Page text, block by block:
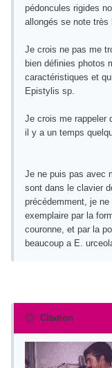
pédoncules rigides
allongés se note très
Je crois ne pas me
bien définies photos
caractéristiques et
Epistylis sp.
Je crois me rappeler
il y a un temps
Je ne puis pas avec
sont dans le clavier
précédemment, je
exemplaire par la
couronne, et par la
beaucoup a E.
Citation